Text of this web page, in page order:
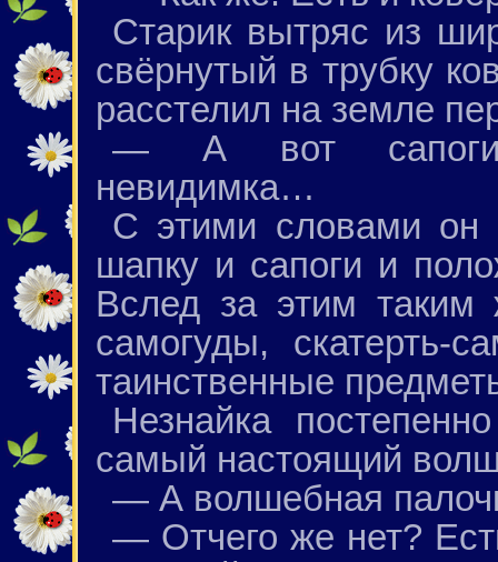
Старик вытряс из
свёрнутый в трубку
расстелил на земле
— А вот сапоги-
невидимка…
С этими словами он
шапку и сапоги и
Вслед за этим таким
самогуды, скатерть-
таинственные
Незнайка
самый настоящий
— А волшебная
— Отчего же нет?